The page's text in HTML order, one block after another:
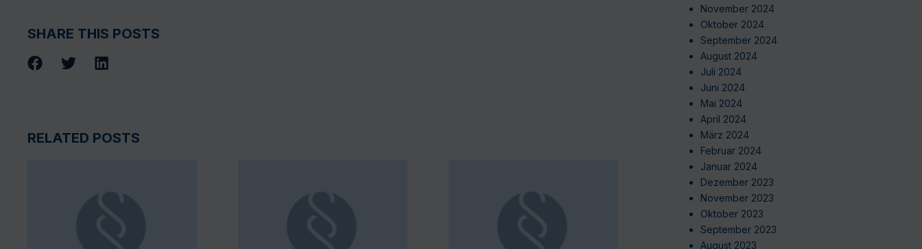
SHARE THIS POSTS
RELATED POSTS
November 2024
Oktober 2024
September 2024
August 2024
Juli 2024
Juni 2024
Mai 2024
April 2024
März 2024
Februar 2024
Januar 2024
Dezember 2023
November 2023
Oktober 2023
September 2023
August 2023